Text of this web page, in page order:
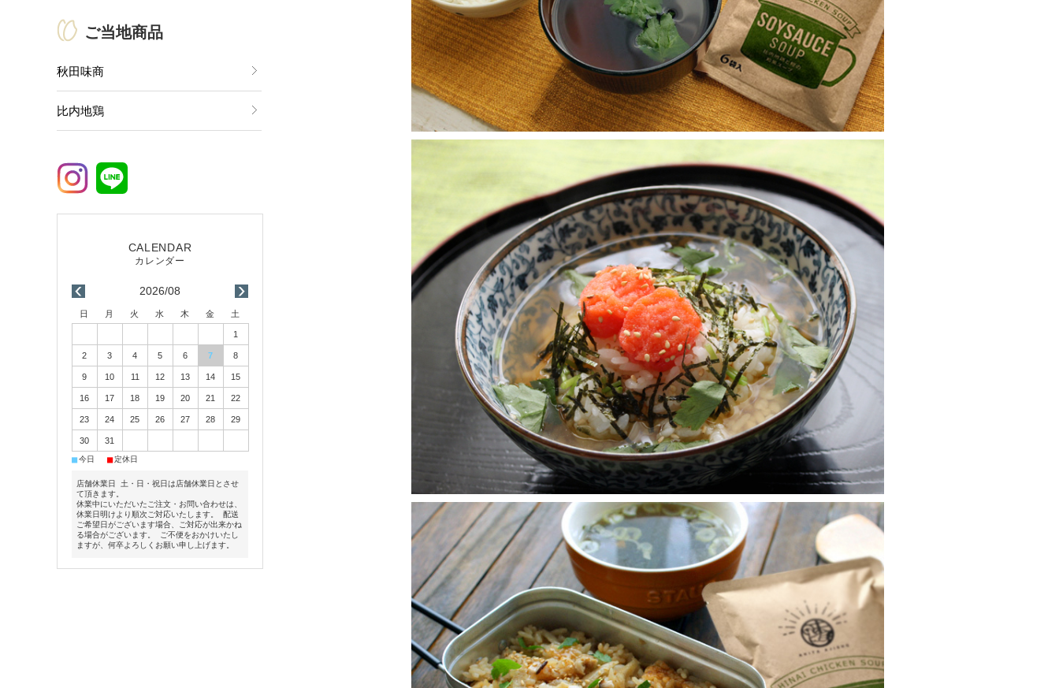
ご当地商品
秋田味商
比内地鶏
2026/08
日 月 火 水 木 金 土
1
2 3 4 5 6 7 8
9 10 11 12 13 14 15
16 17 18 19 20 21 22
23 24 25 26 27 28 29
30 31
■ 今日 ■ 定休日
店舗休業日 土・日・祝日は店舗休業日とさせ
て頂きます。
休業中にいただいたご注文・お問い合わせは、
休業日明けより順次ご対応いたします。 配送
ご希望日がございます場合、ご対応が出来かね
る場合がございます。 ご不便をおかけいたし
ますが、何卒よろしくお願い申し上げます。